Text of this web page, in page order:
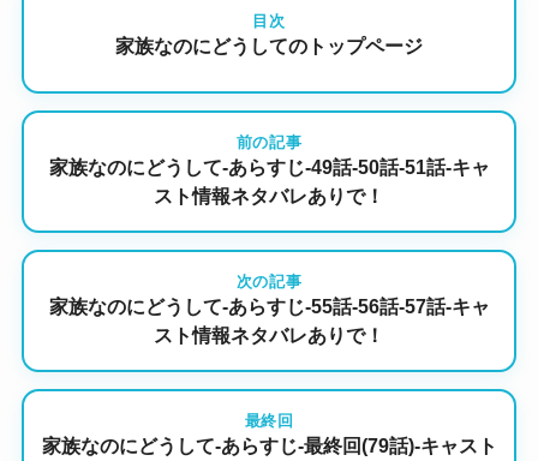
目次
家族なのにどうしてのトップページ
前の記事
家族なのにどうして-あらすじ-49話-50話-51話-キャ
スト情報ネタバレありで！
次の記事
家族なのにどうして-あらすじ-55話-56話-57話-キャ
スト情報ネタバレありで！
最終回
家族なのにどうして-あらすじ-最終回(79話)-キャスト